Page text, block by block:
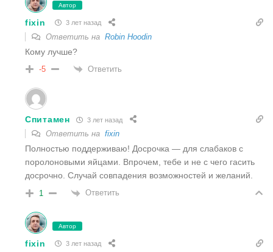
Автор
fixin 3 лет назад
Ответить на Robin Hoodin
Кому лучше?
-5 Ответить
Спитамен 3 лет назад
Ответить на fixin
Полностью поддерживаю! Досрочка — для слабаков с
поролоновыми яйцами. Впрочем, тебе и не с чего гасить
досрочно. Случай совпадения возможностей и желаний.
1 Ответить
Автор
fixin 3 лет назад